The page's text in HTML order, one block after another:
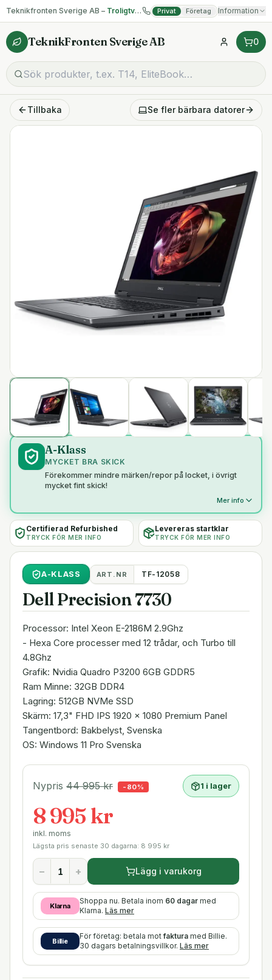
Teknikfronten Sverige AB – Troligtvis billigast på begagnad IT! Privat Företag Information
TeknikFronten Sverige AB 0
Tillbaka Se fler bärbara datorer
A-Klass
MYCKET BRA SKICK
Förekommer mindre märken/repor på locket, i övrigt
mycket fint skick!
Mer info
Certifierad Refurbished
TRYCK FÖR MER INFO
Levereras startklar
TRYCK FÖR MER INFO
A-KLASS ART.NR TF-12058
Dell Precision 7730
Processor: Intel Xeon E-2186M 2.9Ghz
- Hexa Core processer med 12 trådar, och Turbo till
4.8Ghz
Grafik: Nvidia Quadro P3200 6GB GDDR5
Ram Minne: 32GB DDR4
Lagring: 512GB NVMe SSD
Skärm: 17,3" FHD IPS 1920 x 1080 Premium Panel
Tangentbord: Bakbelyst, Svenska
OS: Windows 11 Pro Svenska
Nypris 44 995kr - 80% 1 i lager
8 995 kr
inkl. moms
Lägsta pris senaste 30 dagarna: 8 995 kr
− + Lägg i varukorg
Klarna
Shoppa nu. Betala inom 60 dagar med
Klarna. Läs mer
Billie
För företag: betala motfaktura med Billie.
30 dagars betalningsvillkor. Läs mer